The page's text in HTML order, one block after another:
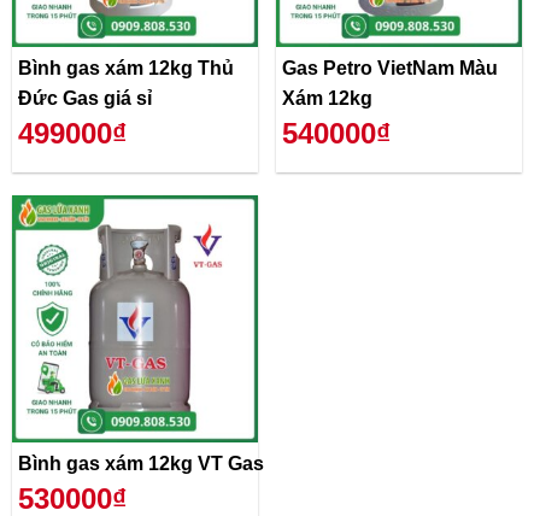
Bình gas xám 12kg Thủ
Đức Gas giá sỉ
499000₫
Gas Petro VietNam Màu
Xám 12kg
540000₫
Bình gas xám 12kg VT Gas
530000₫